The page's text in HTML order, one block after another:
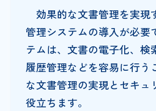
効果的な文書管理を実現
管理システムの導入が必要
テムは、文書の電子化、検
履歴管理などを容易に行う
な文書管理の実現とセキュ
役立ちます。